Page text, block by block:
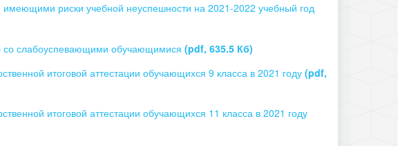
риски учебной неуспешности на 2021-2022 учебный год
слабоуспевающими обучающимися (pdf, 635.5 Кб)
итоговой аттестации обучающихся 9 класса в 2021 году (pdf,
итоговой аттестации обучающихся 11 класса в 2021 году